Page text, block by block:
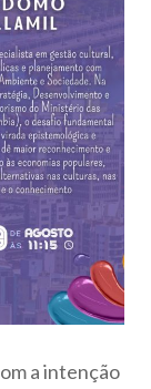
a intenção